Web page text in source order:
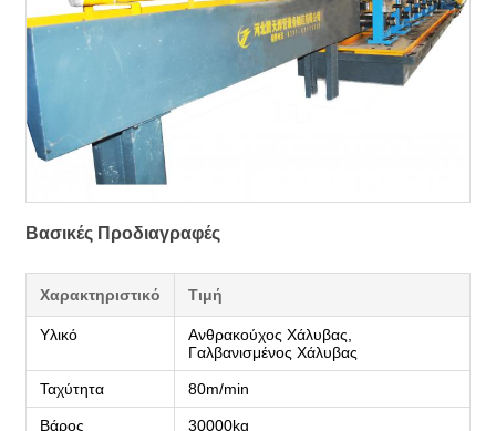
Βασικές Προδιαγραφές
Χαρακτηριστικό Τιμή
Υλικό
Ανθρακούχος Χάλυβας,
Γαλβανισμένος Χάλυβας
Ταχύτητα 80m/min
Βάρος 30000kg